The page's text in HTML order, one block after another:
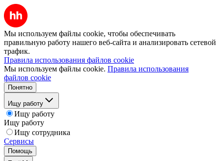
Мы используем файлы cookie, чтобы обеспечивать
правильную работу нашего веб-сайта и анализировать сетевой
трафик.
Правила использования файлов cookie
Мы используем файлы cookie. Правила использования
файлов cookie
Понятно
Ищу работу
Ищу работу
Ищу работу
Ищу сотрудника
Сервисы
Помощь